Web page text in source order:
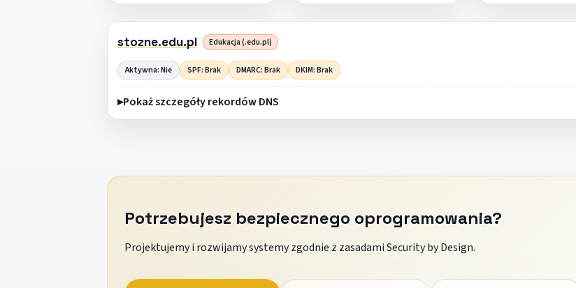
stozne.edu.pl Edukacja (.edu.pl)
Aktywna: Nie SPF: Brak DMARC: Brak DKIM: Brak
Pokaż szczegóły rekordów DNS
Potrzebujesz bezpiecznego oprogramowania?
Projektujemy i rozwijamy systemy zgodnie z zasadami Security by Design.